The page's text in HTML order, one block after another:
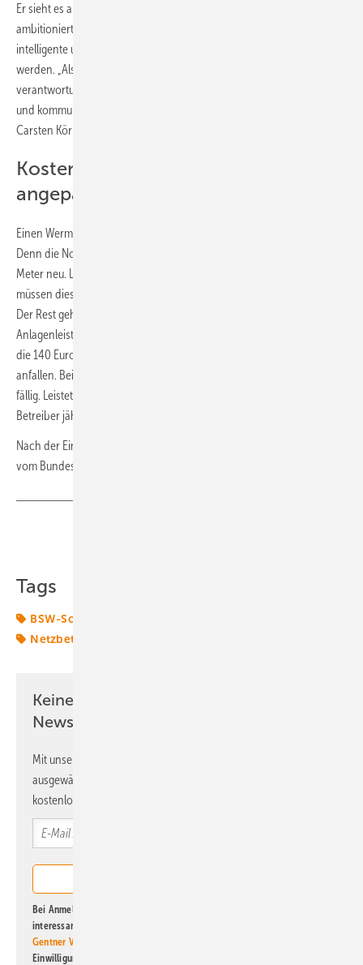
Er sieht es als Erfolg, dass weitere Hemmnisse für einen
ambitionierten Ausbau der Solarenergie und Speicher und deren
intelligente und bedarfsgerechtere Betriebsweise jetzt beseitigt
werden. „Als Solarbranche tragen wir diese Änderungen
verantwortungsbewusst mit, auch wenn damit einige Anpassungen
und kommunikative Herausforderungen verbunden sind“, betont
Carsten Körnig.
Kosten für Smart Meter werden
angepasst
Einen Wermutstropfen müssen die Anlagenbetreiber aber schlucken.
Denn die Novelle regelt auch die Verteilung der Kosten für die Smart
Meter neu. Lag vorher der Großteil der Kosten bei den Netzbetreibern,
müssen diese in allen Fällen nur noch einen Anteil von 80 Euro tragen.
Der Rest geht zulasten der Anlagenbeitreiber. Diese müssen je nach
Anlagenleistung zwischen 140 und 50 Euro pro Jahr bezahlen. Wobei
die 140 Euro für Anlagen mit einer Leistung von 100 Kilowatt und mehr
anfallen. Bei Anlagen zwischen 25 und 100 Kilowatt werden 110 Euro
fällig. Leistet der Generator zwischen 15 und 25 Kilowatt, muss der
Betreiber jährlich 50 Euro für den Smart Meter bezahlen.
Nach der Einigung soll die Gesetzesnovelle noch in dieser Woche
vom Bundestag verabschiedet werden.
Tags
BSW-Solar
Netzbetreiber
Keine Zeit? Kein Problem mit dem ERE
Newsletter!
Mit unserem Newsletter erhalten Sie regelmäßig von uns
ausgewählte Informationen und Neuigkeiten, gebündelt und
kostenlos direkt ins Postfach.
Bei Anmeldung zu diesem Newsletter bin ich damit einverstanden, über
interessante Verlags- und Online-Angebote
Gentner Verlag GmbH & Co. KG
Einwilligung kann ich jederzeit widerrufen und eine Abmeldung ist